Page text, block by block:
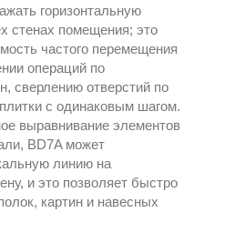
горизонтальную
стенах помещения; это
частого перемещения
операций по
сверлению отверстий по
с одинаковым шагом.
выравнивание элементов
BD7A может
линию на
и это позволяет быстро
картин и навесных